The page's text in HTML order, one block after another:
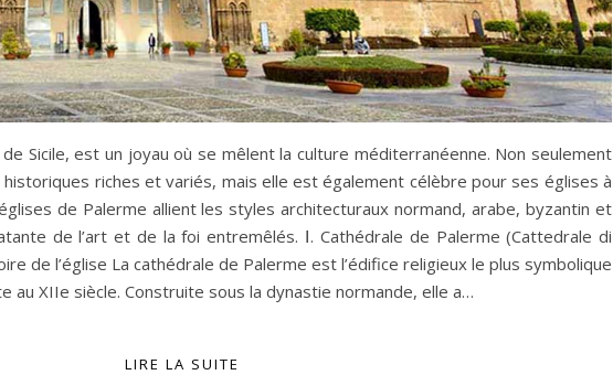
Sicile, est un joyau où se mêlent la culture méditerranéenne. Non seulement
riches et variés, mais elle est également célèbre pour ses églises à
de Palerme allient les styles architecturaux normand, arabe, byzantin et
de l’art et de la foi entremêlés. Ⅰ. Cathédrale de Palerme (Cattedrale di
de l’église La cathédrale de Palerme est l’édifice religieux le plus symbolique
au XIIe siècle. Construite sous la dynastie normande, elle a…
LIRE LA SUITE